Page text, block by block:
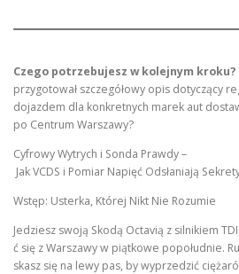
Czego potrzebujesz w kolejnym kroku?
przygotował szczegółowy opis dotyczący
dojazdem dla konkretnych marek aut
po Centrum Warszawy?
Cyfrowy Wytrych i Sonda Prawdy –
Jak VCDS i Pomiar Napięć Odsłaniają
Wstęp: Usterka, Której Nikt Nie Rozumie
Jedziesz swoją Skodą Octavią z silnikiem
ć się z Warszawy w piątkowe popołudnie.
skasz się na lewy pas, by wyprzedzić